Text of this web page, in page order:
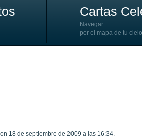
Cartas
Navegar
por el mapa de tu cielo
on 18 de septiembre de 2009 a las 16:34.